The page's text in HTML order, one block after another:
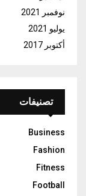
نوفمبر 2021
يوليو 2021
أكتوبر 2017
تصنيفات
Business
Fashion
Fitness
Football